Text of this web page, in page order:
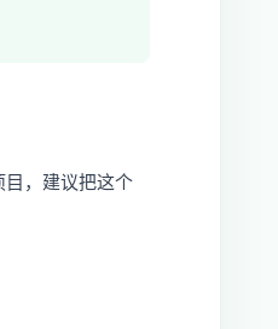
，建议把这个